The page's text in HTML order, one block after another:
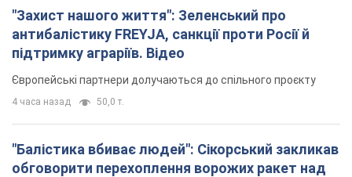
"Захист нашого життя": Зеленський про
антибалістику FREYJA, санкції проти Росії й
підтримку аграріїв. Відео
Європейські партнери долучаються до спільного проєкту
4 часа назад 50,0 т.
"Балістика вбиває людей": Сікорський закликав
обговорити перехоплення ворожих ракет над